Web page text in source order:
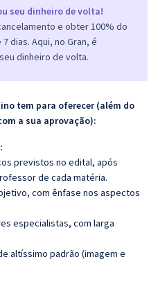
seu dinheiro de volta!
e obter 100% do
dias. Aqui, no Gran, é
dinheiro de volta.
tem para oferecer (além do
a sua aprovação):
previstos no edital, após
de cada matéria.
com ênfase nos aspectos
especialistas, com larga
altíssimo padrão (imagem e